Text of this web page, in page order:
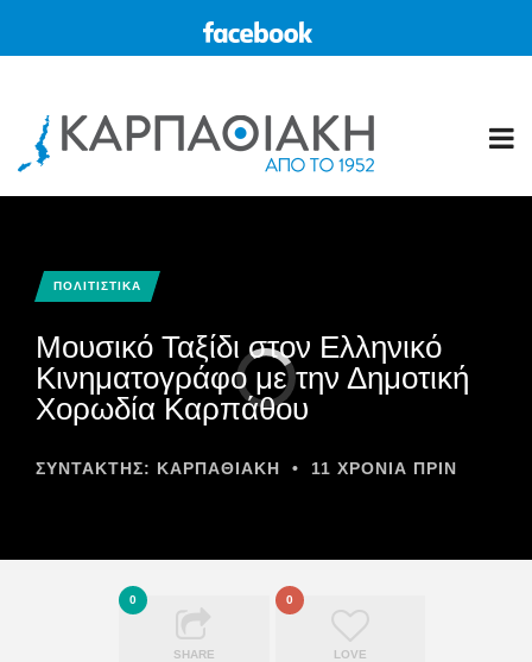
ΠΟΛΙΤΙΣΤΙΚΑ
Μουσικό Ταξίδι στον Ελληνικό
Κινηματογράφο με την Δημοτική
Χορωδία Καρπάθου
ΣΥΝΤΆΚΤΗΣ: ΚΑΡΠΑΘΙΑΚΗ • 11 ΧΡΌΝΙΑ ΠΡΙΝ
0
SHARE
0
LOVE